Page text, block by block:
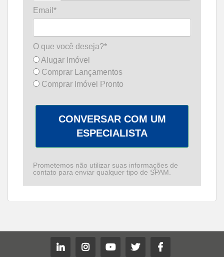
Email*
O que você deseja?*
Alugar Imóvel
Comprar Lançamentos
Comprar Imóvel Pronto
CONVERSAR COM UM
ESPECIALISTA
Prometemos não utilizar suas informações de
contato para enviar qualquer tipo de SPAM.